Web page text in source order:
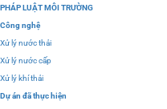
PHÁP LUẬT MÔI TRƯỜNG
Công nghệ
Xử lý nước thải
Xử lý nước cấp
Xử lý khí thải
Dự án đã thực hiện